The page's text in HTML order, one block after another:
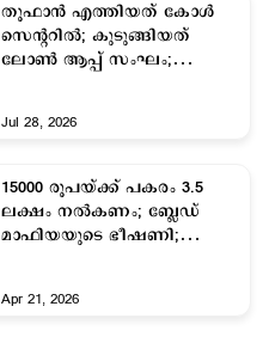
തൂഫാന്‍ എത്തിയത് കോള്‍
സെന്‍ററില്‍; കുടുങ്ങിയത്
ലോൺ ആപ്പ് സംഘം;
Jul 28, 2026
15000 രൂപയ്ക്ക് പകരം 3.5
ലക്ഷം നല്‍കണം; ബ്ലേഡ്
മാഫിയയുടെ ഭീഷണി;
Apr 21, 2026